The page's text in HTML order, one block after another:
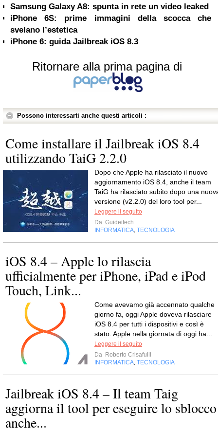
Samsung Galaxy A8: spunta in rete un video leaked
iPhone 6S: prime immagini della scocca che
svelano l’estetica
iPhone 6: guida Jailbreak iOS 8.3
Ritornare alla prima pagina di
Possono interessarti anche questi articoli :
Come installare il Jailbreak iOS 8.4
utilizzando TaiG 2.2.0
Dopo che Apple ha rilasciato il nuovo
aggiornamento iOS 8.4, anche il team
TaiG ha rilasciato subito dopo una
versione (v2.2.0) del loro tool per...
Leggere il seguito
Da Guideitech
INFORMATICA TECNOLOGIA
iOS 8.4 – Apple lo rilascia
ufficialmente per iPhone, iPad e iPod
Touch, Link...
Come avevamo già accennato qualche
giorno fa, oggi Apple doveva rilasciare
iOS 8.4 per tutti i dispositivi e così è
stato. Apple nella giornata di oggi ha...
Leggere il seguito
Da Roberto Crisafulli
INFORMATICA TECNOLOGIA
Jailbreak iOS 8.4 – Il team Taig
aggiorna il tool per eseguire lo sblocco
anche...